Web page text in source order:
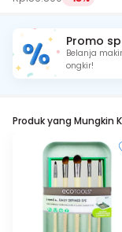
Promo
Belanja
ongkir!
Produk yang Mungkin